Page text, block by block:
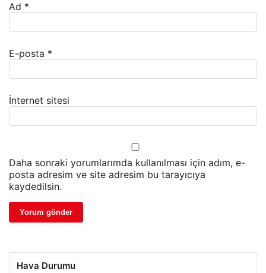
Ad *
E-posta *
İnternet sitesi
Daha sonraki yorumlarımda kullanılması için adım, e-
posta adresim ve site adresim bu tarayıcıya
kaydedilsin.
Hava Durumu